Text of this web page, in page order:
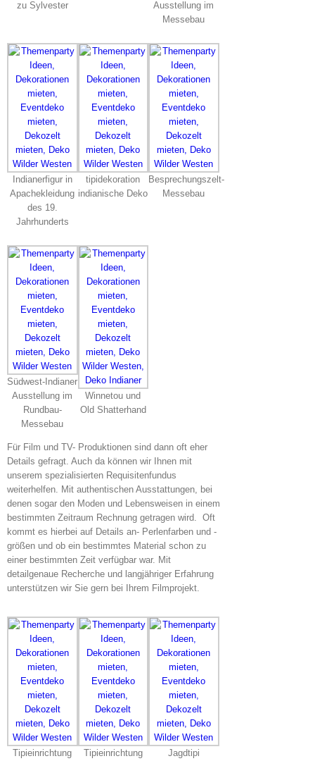
zu Sylvester
Ausstellung im
Messebau
Indianerfigur in
Apachekleidung
des 19.
Jahrhunderts
tipidekoration
indianische Deko
Besprechungszelt-
Messebau
Südwest-Indianer
Ausstellung im
Rundbau-
Messebau
Winnetou und
Old Shatterhand
Für Film und TV- Produktionen sind dann oft eher
Details gefragt. Auch da können wir Ihnen mit
unserem spezialisierten Requisitenfundus
weiterhelfen. Mit authentischen Ausstattungen, bei
denen sogar den Moden und Lebensweisen in einem
bestimmten Zeitraum Rechnung getragen wird. Oft
kommt es hierbei auf Details an- Perlenfarben und -
größen und ob ein bestimmtes Material schon zu
einer bestimmten Zeit verfügbar war. Mit
detailgenaue Recherche und langjähriger Erfahrung
unterstützen wir Sie gern bei Ihrem Filmprojekt.
Tipieinrichtung
Tipieinrichtung
Jagdtipi